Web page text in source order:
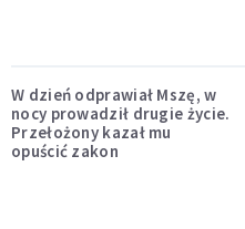
W dzień odprawiał Mszę, w
nocy prowadził drugie życie.
Przełożony kazał mu
opuścić zakon